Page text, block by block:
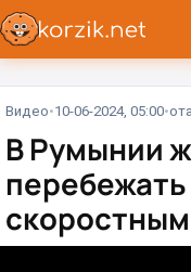
Видео 10-06-2024, 05:00 от
В Румынии